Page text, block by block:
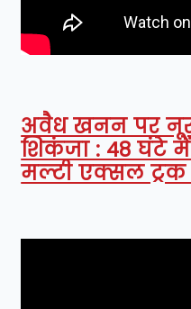
अवैध खनन पर
शिकंजा : 48 घंटे
मल्टी एक्सल